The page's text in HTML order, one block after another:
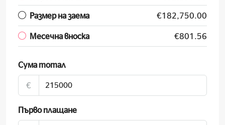
Размер на заема €182,750.00
Месечна вноска €801.56
Сума тотал
€
Първо плащане